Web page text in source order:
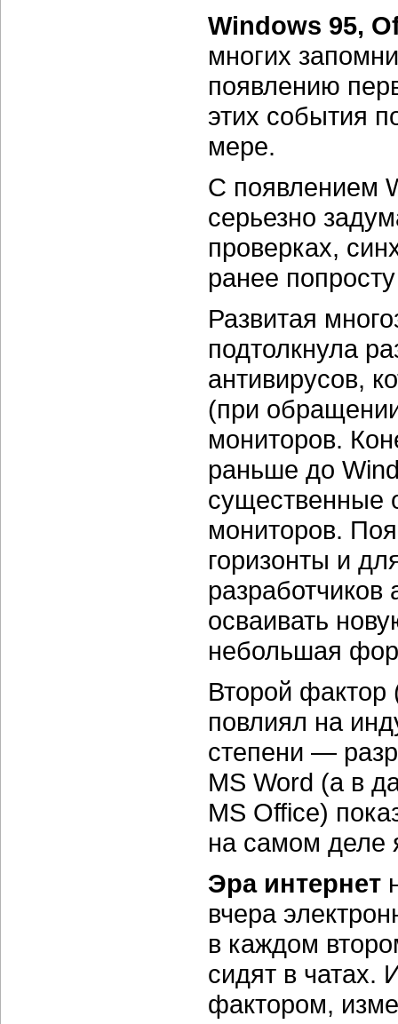
Windows 95,
многих
появлению
этих события
мере.
С появлением
серьезно
проверках,
ранее
Развитая
подтолкнула
антивирусов,
(при
мониторов.
раньше до
существенные
мониторов.
горизонты и
разработчиков
осваивать
небольшая
Второй фактор
повлиял на
степени —
MS Word (а в
MS Office)
на самом деле
Эра интернет
вчера
в каждом
сидят в
фактором,